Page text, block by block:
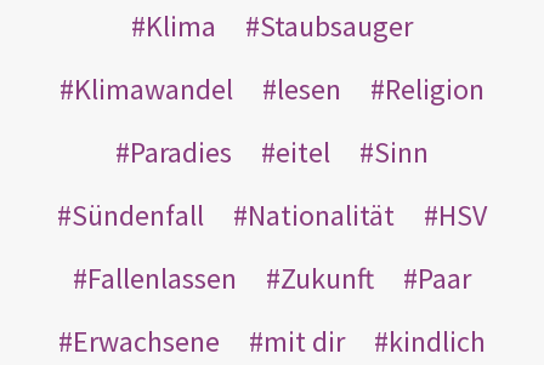
Klima
Staubsauger
Klimawandel
lesen
Religion
Paradies
eitel
Sinn
Sündenfall
Nationalität
HSV
Fallenlassen
Zukunft
Paar
Erwachsene
mit dir
kindlich